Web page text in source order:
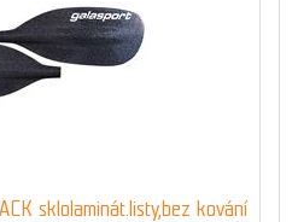
sklolaminát.listy,bez kování